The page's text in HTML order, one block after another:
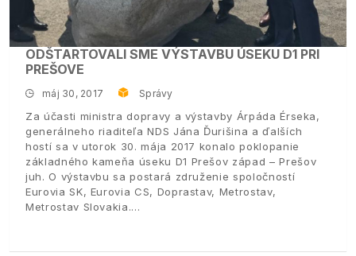
ODŠTARTOVALI SME VÝSTAVBU ÚSEKU D1 PRI
PREŠOVE
máj 30, 2017 Správy
Za účasti ministra dopravy a výstavby Árpáda Érseka,
generálneho riaditeľa NDS Jána Ďurišina a ďalších
hostí sa v utorok 30. mája 2017 konalo poklopanie
základného kameňa úseku D1 Prešov západ – Prešov
juh. O výstavbu sa postará združenie spoločností
Eurovia SK, Eurovia CS, Doprastav, Metrostav,
Metrostav Slovakia.